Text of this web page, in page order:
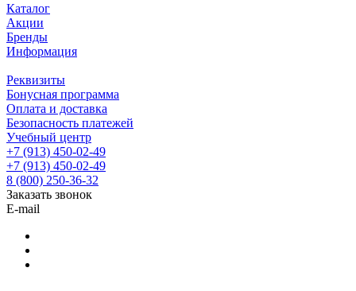
Каталог
Акции
Бренды
Информация
Реквизиты
Бонусная программа
Оплата и доставка
Безопасность платежей
Учебный центр
+7 (913) 450-02-49
+7 (913) 450-02-49
8 (800) 250-36-32
Заказать звонок
E-mail